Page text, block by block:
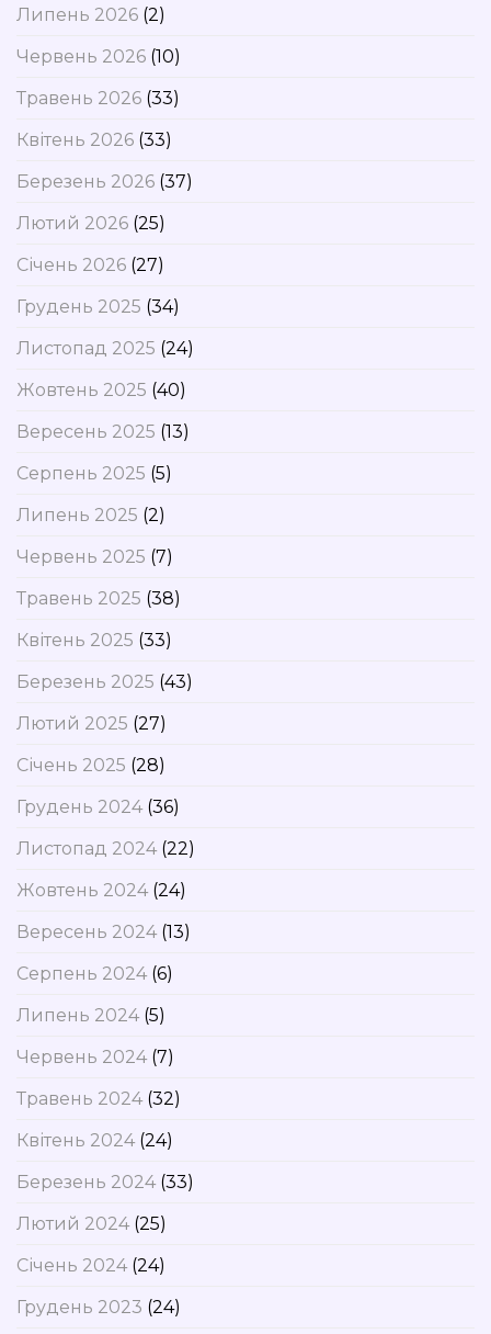
Липень 2026 (2)
Червень 2026 (10)
Травень 2026 (33)
Квітень 2026 (33)
Березень 2026 (37)
Лютий 2026 (25)
Січень 2026 (27)
Грудень 2025 (34)
Листопад 2025 (24)
Жовтень 2025 (40)
Вересень 2025 (13)
Серпень 2025 (5)
Липень 2025 (2)
Червень 2025 (7)
Травень 2025 (38)
Квітень 2025 (33)
Березень 2025 (43)
Лютий 2025 (27)
Січень 2025 (28)
Грудень 2024(36)
Листопад 2024(22)
Жовтень 2024(24)
Вересень 2024(13)
Серпень 2024(6)
Липень 2024(5)
Червень 2024(7)
Травень 2024(32)
Квітень 2024(24)
Березень 2024(33)
Лютий 2024(25)
Січень 2024(24)
Грудень 2023 (24)